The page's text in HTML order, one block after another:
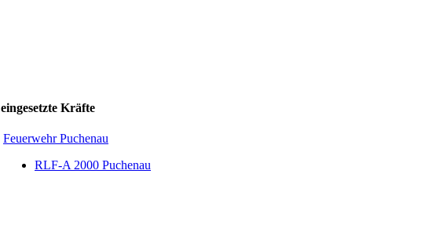
eingesetzte Kräfte
Feuerwehr Puchenau
RLF-A 2000 Puchenau